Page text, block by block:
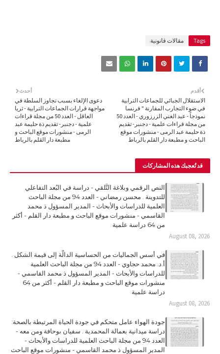
Tags مقالات قانونية
أحدث
دعوى الإلغاء بسبب تجاوز السلطة في
مواجهة قرارات الجماعات الترابية - ثريا
العاقل - العدد 50 من مجلة قراءات
علمية - دجنبر- تقديم ذة حليمة عبد
الرمى - منشورات موقع الباحث و
مطبعة دار القلم بالرباط
أقدم
الاستقلال الجبائي للجماعات الترابية
في ضوء التجارب المقارنة " فرنسا
نموذجاً - عبد الغني الزرزوري - العدد 50
من مجلة قراءات علمية - دجنبر- تقديم
ذة حليمة عبد الرمى - منشورات موقع
الباحث و مطبعة دار القلم بالرباط
قد تُعجبك هذه المشاركات
النص الرقمي وبلاغة التَّلقي - دراسة في البُعد التفاعلي
للتدوينة . محسن رمضاني - العدد 94 من مجلة الباحث
العلمية للدراسات والأبحاث - المدير المسؤول ذ محمد
القاسمي - منشورات موقع الباحث و مطبعة دار القلم - أكثر
من 64 دراسة علمية
August 08, 2026
في أسس الجماليات من الحساسية الدالّة إلى قيمة الشكل .
أ.د. محمد حجاوي - العدد 94 من مجلة الباحث العلمية
للدراسات والأبحاث - المدير المسؤول ذ محمد القاسمي -
منشورات موقع الباحث و مطبعة دار القلم - أكثر من 64
دراسة علمية
August 08, 2026
جودة الهواء عامل متحكم في جودة الحياة المرتبطة بالصحة:
دراسة ميدانية بعمالة المحمدية . سفيان بوحافة ومن معه -
العدد 94 من مجلة الباحث العلمية للدراسات والأبحاث -
المدير المسؤول ذ محمد القاسمي - منشورات موقع الباحث